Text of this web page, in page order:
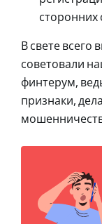
сторонних
В свете
советовали
финтерум,
признаки,